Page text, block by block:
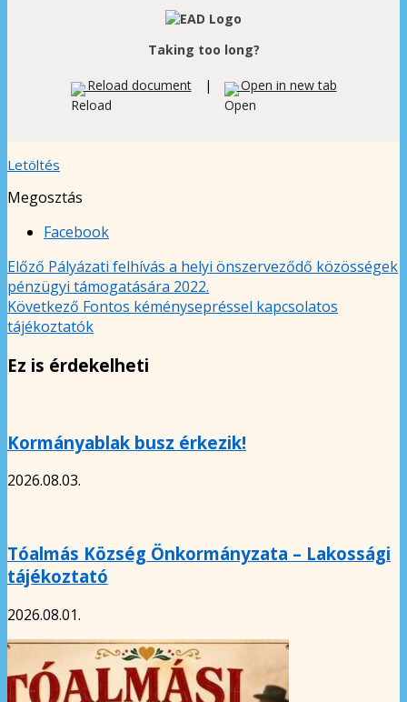
Taking too long?
Reload document | Open in new tab
Letöltés
Megosztás
Facebook
Előző Pályázati felhívás a helyi önszerveződő közösségek
pénzügyi támogatására 2022.
Következő Fontos kéménysepréssel kapcsolatos
tájékoztatók
Ez is érdekelheti
Kormányablak busz érkezik!
2026.08.03.
Tóalmás Község Önkormányzata – Lakossági
tájékoztató
2026.08.01.